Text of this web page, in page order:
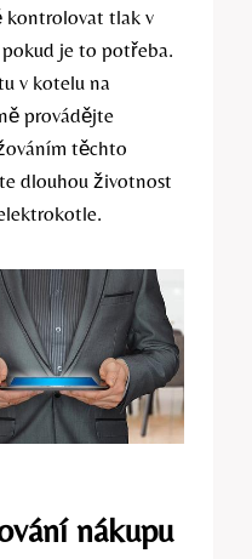
kontrolovat tlak v
je to potřeba.
v kotelu na
provádějte
těchto
dlouhou životnost
nákupu